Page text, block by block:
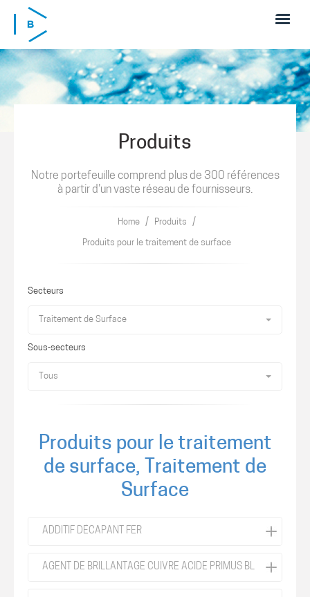
Skip to main content
Produits
Notre portefeuille comprend plus de 300 références
à partir d'un vaste réseau de fournisseurs.
Home / Produits /
Produits pour le traitement de surface
Secteurs
Traitement de Surface
Sous-secteurs
Tous
Produits pour le traitement
de surface, Traitement de
Surface
ADDITIF DÉCAPANT FER
AGENT DE BRILLANTAGE CUIVRE ACIDE PRIMUS BL